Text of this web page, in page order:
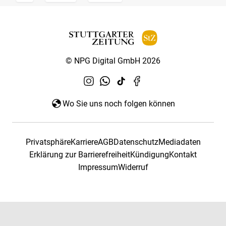
© NPG Digital GmbH 2026
Wo Sie uns noch folgen können
PrivatsphäreKarriereAGBDatenschutzMediadaten
Erklärung zur BarrierefreiheitKündigungKontakt
ImpressumWiderruf